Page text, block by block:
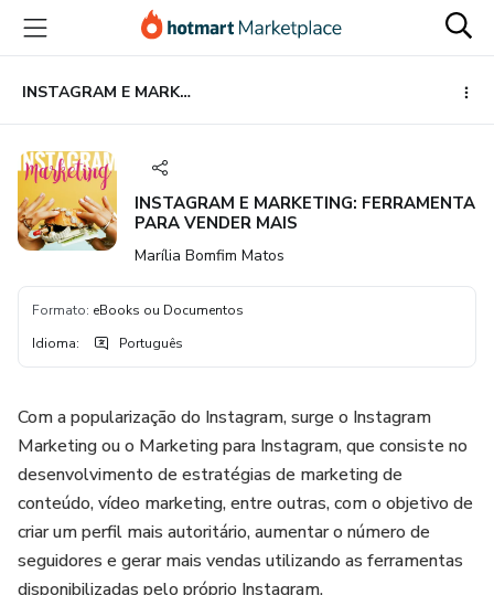
para
conteúdo
principal
para
pagamento
para
rodapé
INSTAGRAM E MARKETING: FERRAMENTA PARA VENDER MAIS
INSTAGRAM E MARKETING: FERRAMENTA
PARA VENDER MAIS
Marília Bomfim Matos
Formato: eBooks ou Documentos
Idioma: Português
Com a popularização do Instagram, surge o Instagram
Marketing ou o Marketing para Instagram, que consiste no
desenvolvimento de estratégias de marketing de
conteúdo, vídeo marketing, entre outras, com o objetivo de
criar um perfil mais autoritário, aumentar o número de
seguidores e gerar mais vendas utilizando as ferramentas
disponibilizadas pelo próprio Instagram.